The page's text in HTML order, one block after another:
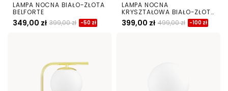
LAMPA NOCNA BIAŁO-ZŁOTA
BELFORTE
349,00 zł 399,00 zł -50 zł
LAMPA NOCNA
KRYSZTAŁOWA BIAŁO-ZŁOTA
MAZINI
399,00 zł 499,00 zł -100 zł